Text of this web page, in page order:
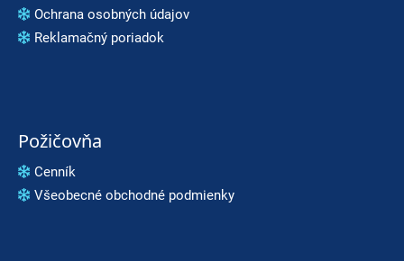
Ochrana osobných údajov
Reklamačný poriadok
Požičovňa
Cenník
Všeobecné obchodné podmienky